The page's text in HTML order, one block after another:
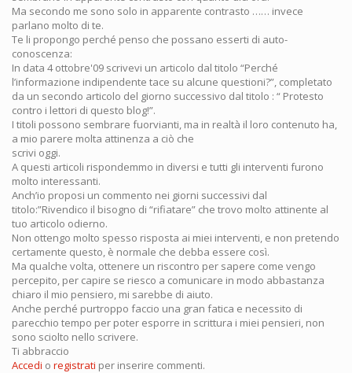
Ma secondo me sono solo in apparente contrasto …… invece
parlano molto di te.
Te li propongo perché penso che possano esserti di auto-
conoscenza:
In data 4 ottobre'09 scrivevi un articolo dal titolo “Perché
l’informazione indipendente tace su alcune questioni?”, completato
da un secondo articolo del giorno successivo dal titolo : “ Protesto
contro i lettori di questo blog!”.
I titoli possono sembrare fuorvianti, ma in realtà il loro contenuto ha,
a mio parere molta attinenza a ciò che
scrivi oggi.
A questi articoli rispondemmo in diversi e tutti gli interventi furono
molto interessanti.
Anch’io proposi un commento nei giorni successivi dal
titolo:”Rivendico il bisogno di “rifiatare” che trovo molto attinente al
tuo articolo odierno.
Non ottengo molto spesso risposta ai miei interventi, e non pretendo
certamente questo, è normale che debba essere così.
Ma qualche volta, ottenere un riscontro per sapere come vengo
percepito, per capire se riesco a comunicare in modo abbastanza
chiaro il mio pensiero, mi sarebbe di aiuto.
Anche perché purtroppo faccio una gran fatica e necessito di
parecchio tempo per poter esporre in scrittura i miei pensieri, non
sono sciolto nello scrivere.
Ti abbraccio
Accedi o registrati per inserire commenti.